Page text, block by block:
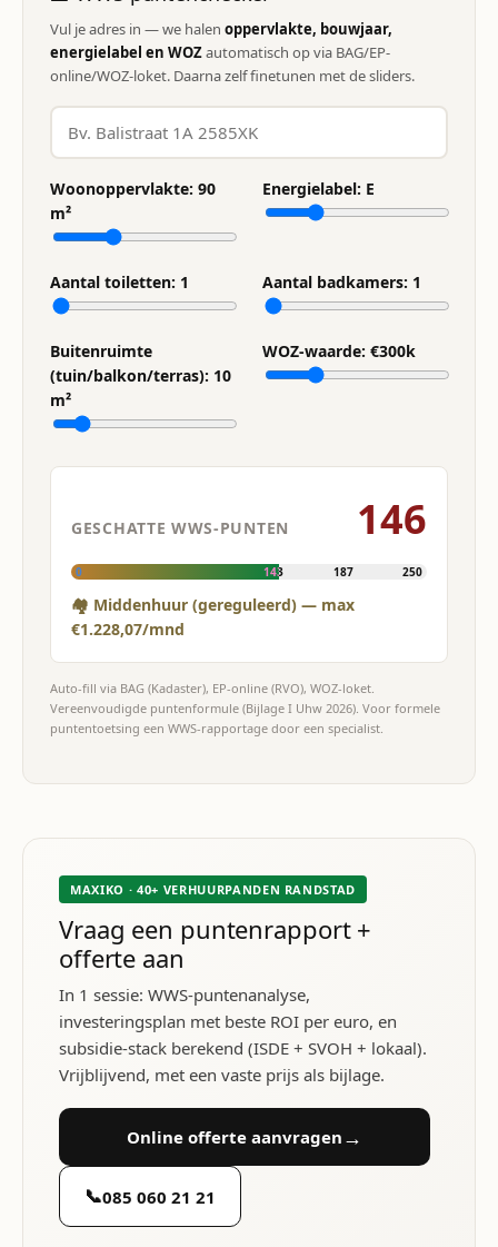
Vul je adres in — we halen oppervlakte, bouwjaar,
energielabel en WOZautomatisch op via BAG/EP-
online/WOZ-loket. Daarna zelf finetunen met de sliders.
Woonoppervlakte: 90
m²
Energielabel: E
Aantal toiletten: 1 Aantal badkamers: 1
Buitenruimte
(tuin/balkon/terras): 10
m²
WOZ-waarde: €300k
GESCHATTE WWS-PUNTEN 146
0 143 187 250
🏘 Middenhuur (gereguleerd) — max
€1.228,07/mnd
Auto-fill via BAG (Kadaster), EP-online (RVO), WOZ-loket.
Vereenvoudigde puntenformule (Bijlage I Uhw 2026). Voor formele
puntentoetsing een WWS-rapportage door een specialist.
MAXIKO · 40+ VERHUURPANDEN RANDSTAD
Vraag een puntenrapport +
offerte aan
In 1 sessie: WWS-puntenanalyse,
investeringsplan met beste ROI per euro, en
subsidie-stack berekend (ISDE + SVOH + lokaal).
Vrijblijvend, met een vaste prijs als bijlage.
Online offerte aanvragen →
📞085 060 21 21